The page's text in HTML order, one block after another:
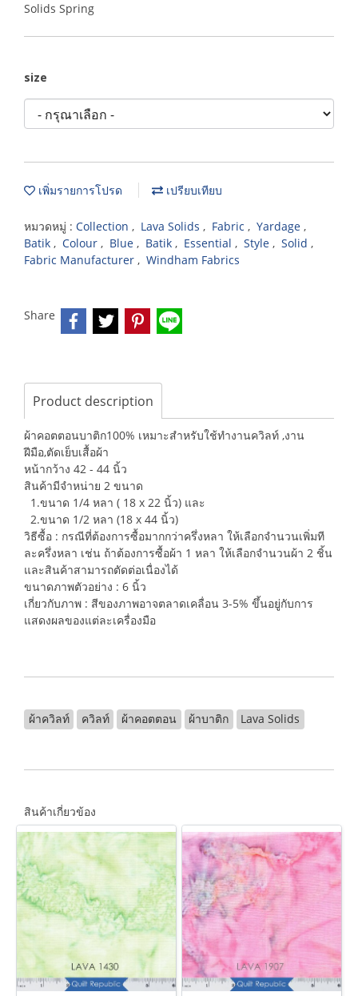
Solids Spring
size
เพิ่มรายการโปรด เปรียบเทียบ
หมวดหมู่ : Collection , Lava Solids , Fabric , Yardage ,
Batik , Colour , Blue , Batik , Essential , Style , Solid ,
Fabric Manufacturer , Windham Fabrics
Share
Product description
ผ้าคอตตอนบาติก100% เหมาะสำหรับใช้ทำงานควิลท์ ,งาน
ฝีมือ,ตัดเย็บเสื้อผ้า
หน้ากว้าง 42 - 44 นิ้ว
สินค้ามีจำหน่าย 2 ขนาด
1.ขนาด 1/4 หลา ( 18 x 22 นิ้ว) และ
2.ขนาด 1/2 หลา (18 x 44 นิ้ว)
วิธีซื้อ : กรณีที่ต้องการซื้อมากกว่าครึ่งหลา ให้เลือกจำนวนเพิ่มที
ละครึ่งหลา เช่น ถ้าต้องการซื้อผ้า 1 หลา ให้เลือกจำนวนผ้า 2 ชิ้น
และสินค้าสามารถตัดต่อเนื่องได้
ขนาดภาพตัวอย่าง : 6 นิ้ว
เกี่ยวกับภาพ : สีของภาพอาจตลาดเคลื่อน 3-5% ขึ้นอยู่กับการ
แสดงผลของแต่ละเครื่องมือ
ผ้าควิลท์ ควิลท์ ผ้าคอตตอน ผ้าบาติก Lava Solids
สินค้าเกี่ยวข้อง